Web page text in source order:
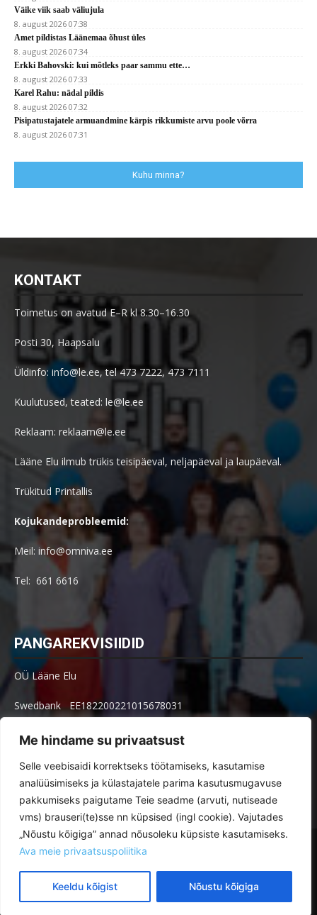
Me hindame su privaatsust
Selle veebisaidi korrektseks töötamiseks, kasutamise
analüüsimiseks ja külastajatele parima kasutusmugavuse
pakkumiseks paigutame Teie seadme (arvuti, nutiseade
vms) brauseri(te)sse nn küpsised (ingl cookie). Vajutades
„Nõustu kõigiga” annad nõusoleku küpsiste kasutamiseks.
Ava meie privaatsuspoliitika
Keeldu kõigist Nõustu kõigiga
Väike viik saab väliujula
8. august 2026 07:38
Amet pildistas Läänemaa õhust üles
8. august 2026 07:34
Erkki Bahovski: kui mõtleks paar sammu ette…
8. august 2026 07:33
Karel Rahu: nädal pildis
8. august 2026 07:32
Pisipatustajatele armuandmine kärpis rikkumiste arvu poole võrra
8. august 2026 07:31
Kuhu minna?
KONTAKT
Toimetus on avatud E–R kl 8.30–16.30
Posti 30, Haapsalu
Üldinfo: info@le.ee, tel 473 7222, 473 7111
Kuulutused, teated: le@le.ee
Reklaam: reklaam@le.ee
Lääne Elu ilmub trükis teisipäeval, neljapäeval ja laupäeval.
Trükitud Printallis
Kojukandeprobleemid:
Meil: info@omniva.ee
Tel: 661 6616
PANGAREKVISIIDID
OÜ Lääne Elu
Swedbank EE182200221015678031
SEB EE621010602002515004
Arve küsimused: arved@le.ee
Toimetus
Reklaamimõõdud ja -hinnad paberlehes ja veebis
Veebikeskkonna kasutustingimused
© Lääne Elu | Toimetus on avatud E–R kl 8.30–16.30 Posti 30, Haapsalu